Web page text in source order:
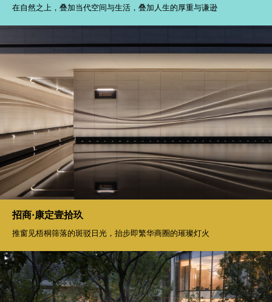
在自然之上，叠加当代空间与生活，叠加人生的厚重与谦逊
招商·康定壹拾玖
推窗见梧桐筛落的斑驳日光，抬步即繁华商圈的璀璨灯火